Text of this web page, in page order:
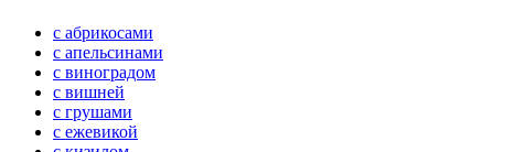
с абрикосами
с апельсинами
с виноградом
с вишней
с грушами
с ежевикой